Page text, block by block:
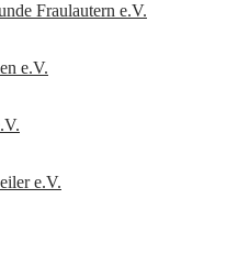
Fraulautern e.V.
e.V.
e.V.